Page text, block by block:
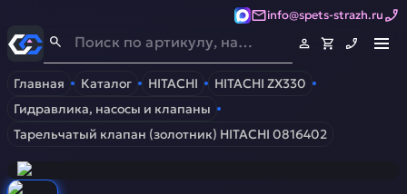
info@spets-strazh.ru
Спец-Страж- Запчасти для спецтехники
Главная Каталог HITACHI
HITACHI ZX330
Гидравлика, насосы и клапаны
Тарельчатый клапан (золотник) HITACHI 0816402